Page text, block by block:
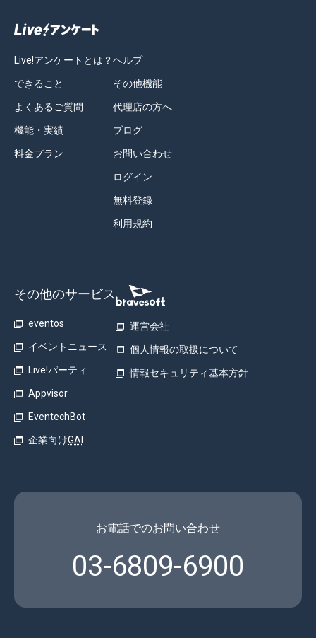
Live!アンケートとは？
できること
よくあるご質問
機能・実績
料金プラン
ヘルプ
その他機能
代理店の方へ
ブログ
お問い合わせ
ログイン
無料登録
利用規約
その他のサービス
eventos
イベントニュース
Live!パーティ
Appvisor
EventechBot
企業向けGAI
運営会社
個人情報の取扱について
情報セキュリティ基本方針
お電話でのお問い合わせ
03-6809-6900